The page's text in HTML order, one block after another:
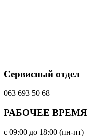
Сервисный отдел
063 693 50 68
РАБОЧЕЕ ВРЕМЯ
с 09:00 до 18:00 (пн-пт)